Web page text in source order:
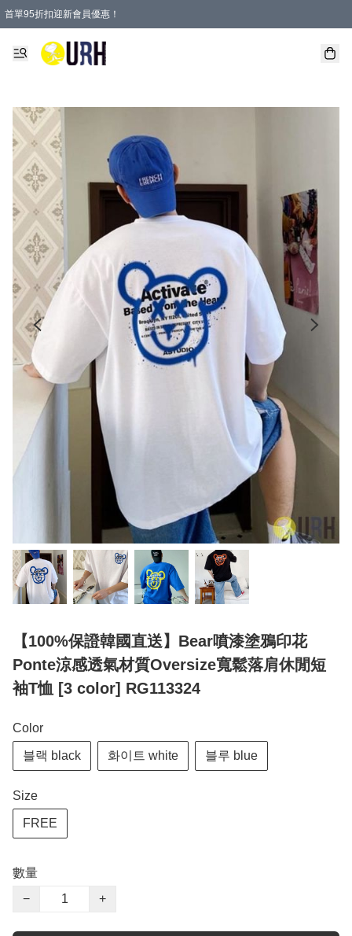
首單95折扣迎新會員優惠！
特選會員可享全單低至 95 折優惠！
單一訂單滿HKD600(澳門HKD800)包郵寄順豐送到家。
【100%保證韓國直送】Bear噴漆塗鴉印花
Ponte涼感透氣材質Oversize寬鬆落肩休閒短
袖T恤 [3 color] RG113324
Color
블랙 black 화이트 white 블루 blue
Size
FREE
數量
−
+